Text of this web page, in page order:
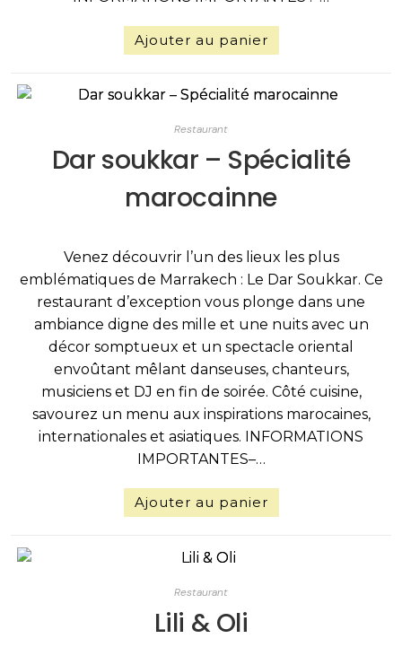
Ajouter au panier
Restaurant
Dar soukkar – Spécialité
marocainne
Venez découvrir l’un des lieux les plus
emblématiques de Marrakech : Le Dar Soukkar. Ce
restaurant d’exception vous plonge dans une
ambiance digne des mille et une nuits avec un
décor somptueux et un spectacle oriental
envoûtant mêlant danseuses, chanteurs,
musiciens et DJ en fin de soirée. Côté cuisine,
savourez un menu aux inspirations marocaines,
internationales et asiatiques. INFORMATIONS
IMPORTANTES–…
Ajouter au panier
Restaurant
Lili & Oli